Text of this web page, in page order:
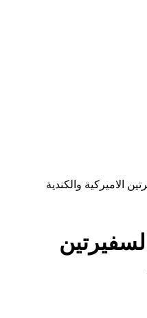
الاميركية والكندية